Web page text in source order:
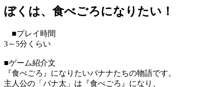
ぼくは、食べごろになりたい！
■プレイ時間
3～5分くらい
■ゲーム紹介文
『食べごろ』になりたいバナナたちの物語です。
主人公の「バナ太」は『食べごろ』になり、